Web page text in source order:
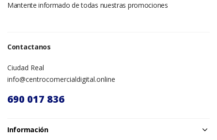
Mantente informado de todas nuestras promociones
Contactanos
Ciudad Real
info@centrocomercialdigital.online
690 017 836
Información